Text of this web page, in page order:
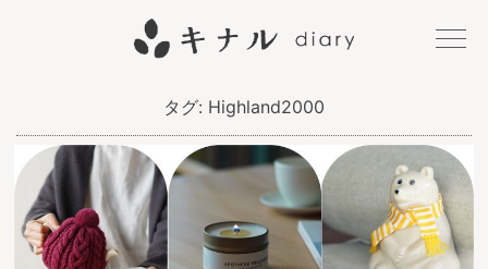
キナル
diary
タグ: Highland2000